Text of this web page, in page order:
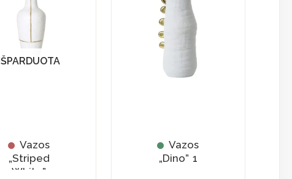
IŠPARDUOTA
Vazos
„Striped
White”
Vazos
„Dino” 1